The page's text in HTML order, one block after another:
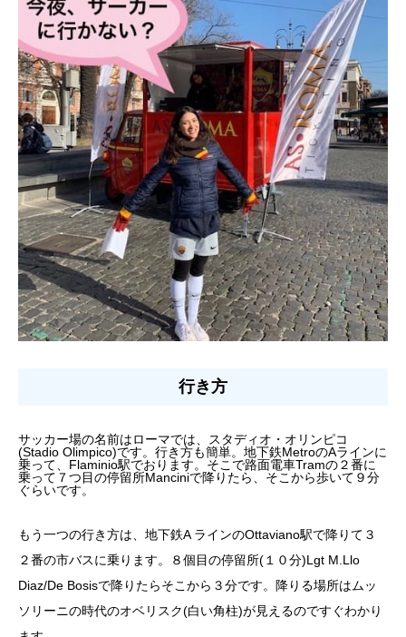
行き方
サッカー場の名前はローマでは、スタディオ・オリンピコ
(Stadio Olimpico)です。行き方も簡単。地下鉄MetroのAラインに
乗って、Flaminio駅でおります。そこで路面電車Tramの２番に
乗って７つ目の停留所Manciniで降りたら、そこから歩いて９分
ぐらいです。
もう一つの行き方は、地下鉄A ラインのOttaviano駅で降りて３
２番の市バスに乗ります。８個目の停留所(１０分)Lgt M.Llo
Diaz/De Bosisで降りたらそこから３分です。降りる場所はムッ
ソリーニの時代のオベリスク(白い角柱)が見えるのですぐわかり